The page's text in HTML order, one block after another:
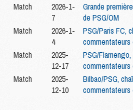
Match
2026-1-
7
Grande
de PSG/OM
Match
2026-1-
4
PSG/Paris FC,
Match
2025-
12-17
PSG/
Match
2025-
12-10
Bilbao/PSG,